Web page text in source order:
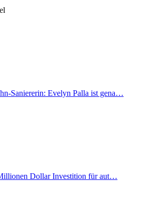
Saniererin: Evelyn Palla ist gena…
Dollar Investition für aut…